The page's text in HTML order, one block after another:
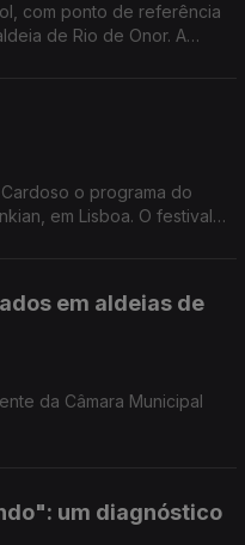
com ponto de referência
de Rio de Onor. A
o programa do
em Lisboa. O festival
em aldeias de
da Câmara Municipal
um diagnóstico